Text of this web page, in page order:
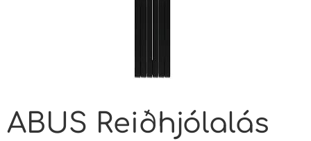
ABUS Reiðhjólalás